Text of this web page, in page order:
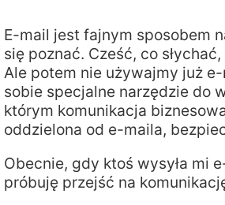
E-mail jest fajnym sposobem
się poznać. Cześć, co
Ale potem nie używajmy już
sobie specjalne narzędzie do
którym komunikacja
oddzielona od e-maila,
Obecnie, gdy ktoś wysyła mi
próbuję przejść na